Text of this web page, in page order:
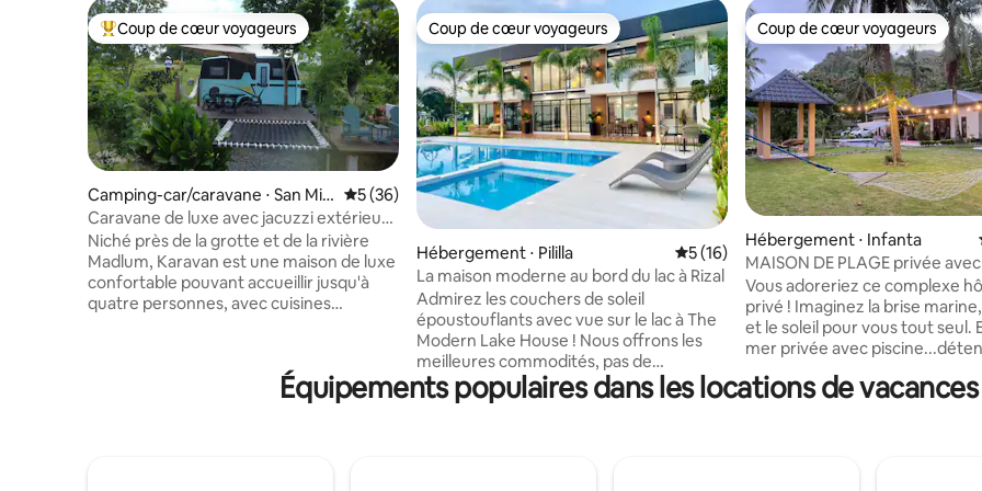
Coups de cœur voyageurs les plus appréciés
Coup de cœur voyageurs
Camping-car/caravane ⋅ San Mig
uel
Évaluation moyenne sur la base de 36 commentaires : 5 sur 5
5 (36)
Caravane de luxe avec jacuzzi extérieur
à Madlum
Niché près de la grotte et de la rivière
Madlum, Karavan est une maison de luxe
confortable pouvant accueillir jusqu'à
quatre personnes, avec cuisines
privé et confort pour les animaux de
compagnie. Entourés d'activités
agricoles et de vues sur la montagne, les
Coup de cœur voyageurs
Coup de cœur voyageurs
Hébergement ⋅ Pililla Évaluation moyenne sur la base de 16
5 (16)
La maison moderne au bord du lac à Rizal
Admirez les couchers de soleil
époustouflants avec vue sur le lac à The
Modern Lake House ! Nous offrons les
meilleures commodités, pas de
restrictions de temps et de bruit sur
toutes les commodités, piscine, vidéoke,
Coup de cœur voyageurs
Coup de cœur voyageurs
Hébergement ⋅ Infanta
MAISON DE PLAGE privée avec
Real Quezon - RedBeach
Vous adoreriez ce complexe
privé ! Imaginez la brise
et le soleil pour vous tout seul. En bord de
mer privée avec
Nous sommes très attentifs à
Équipements populaires dans les locations de